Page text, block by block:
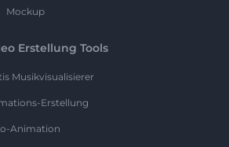
Mockup
Erstellung Tools
Musikvisualisierer
Erstellung
Animation